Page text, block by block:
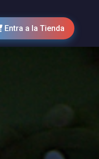
Entra a la Tienda